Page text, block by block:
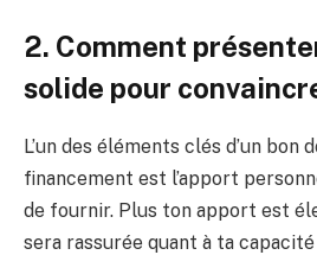
2. Comment
solide pour
L’un des éléments clés d’un bon
financement est l’apport
de fournir. Plus ton apport est
sera rassurée quant à ta